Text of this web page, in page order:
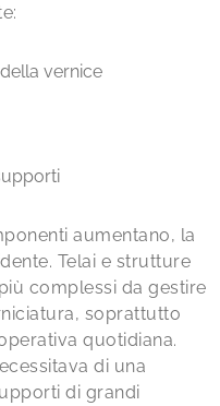
vernice
aumentano, la
Telai e strutture
complessi da gestire
soprattutto
quotidiana.
di una
di grandi